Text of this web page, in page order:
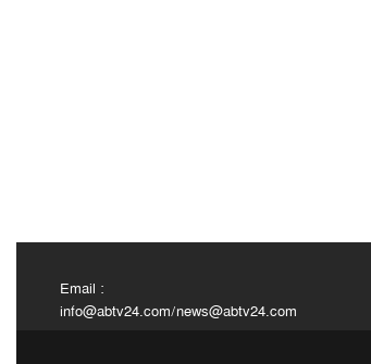
Email :
info@abtv24.com/news@abtv24.com